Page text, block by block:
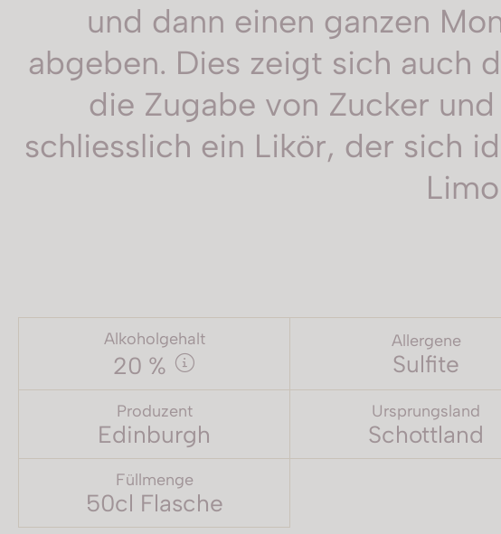
und dann einen ganzen
abgeben. Dies zeigt sich auch
die Zugabe von Zucker
schliesslich ein Likör, der sich
Alkoholgehalt
20 %
Allergene
Sulfite
Produzent
Edinburgh
Ursprungsland
Schottland
Füllmenge
50cl Flasche